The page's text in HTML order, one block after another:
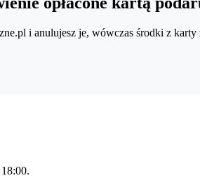
i anulujesz je, wówczas środki z